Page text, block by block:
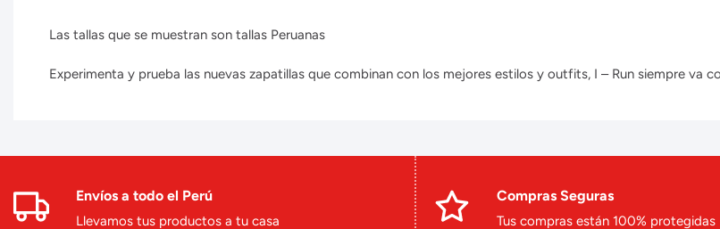
Las tallas que se muestran son tallas Peruanas
Experimenta y prueba las nuevas zapatillas que combinan con los mejores estilos y outfits, I – Run siempre va
Envíos a todo el Perú
Llevamos tus productos a tu casa
Compras Seguras
Tus compras están 100% protegidas